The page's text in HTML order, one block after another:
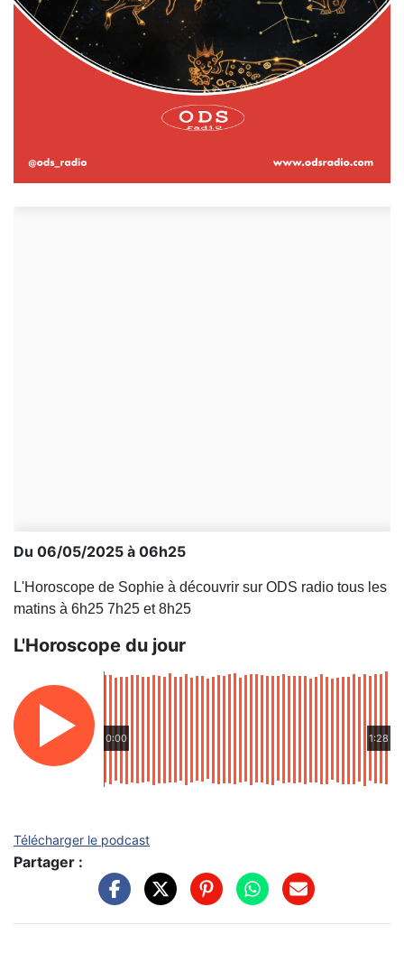
Du 06/05/2025 à 06h25
L'Horoscope de Sophie à découvrir sur ODS radio tous les
matins à 6h25 7h25 et 8h25
L'Horoscope du jour
0:00 1:28
Télécharger le podcast
Partager :